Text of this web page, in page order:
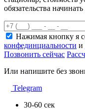
обязательства
Нажимая кнопку я
конфединциальности и
Позвонить сейчас
Или напишите без
Telegram
30-60 сек